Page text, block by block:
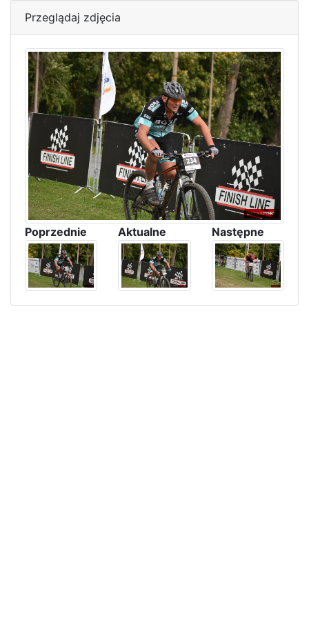
Przeglądaj zdjęcia
Poprzednie Aktualne Następne